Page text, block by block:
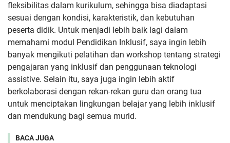
fleksibilitas dalam kurikulum, sehingga bisa diadaptasi
sesuai dengan kondisi, karakteristik, dan kebutuhan
peserta didik. Untuk menjadi lebih baik lagi dalam
memahami modul Pendidikan Inklusif, saya ingin lebih
banyak mengikuti pelatihan dan workshop tentang strategi
pengajaran yang inklusif dan penggunaan teknologi
assistive. Selain itu, saya juga ingin lebih aktif
berkolaborasi dengan rekan-rekan guru dan orang tua
untuk menciptakan lingkungan belajar yang lebih inklusif
dan mendukung bagi semua murid.
BACA JUGA